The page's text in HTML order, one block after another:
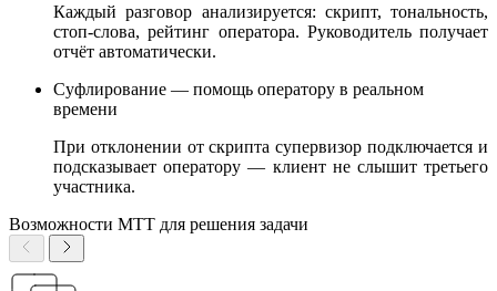
Каждый разговор анализируется: скрипт, тональность,
стоп-слова, рейтинг оператора. Руководитель получает
отчёт автоматически.
Суфлирование — помощь оператору в реальном
времени
При отклонении от скрипта супервизор подключается и
подсказывает оператору — клиент не слышит третьего
участника.
Возможности МТТ для решения задачи